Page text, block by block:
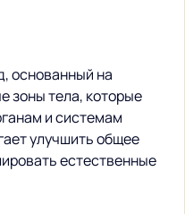
основанный на
зоны тела, которые
и системам
улучшить общее
естественные